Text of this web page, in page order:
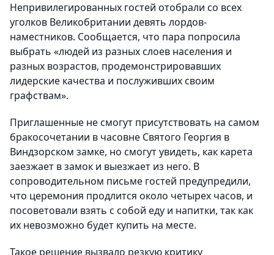
Непривилегированных гостей отобрали со всех
уголков Великобритании девять лордов-
наместников. Сообщается, что пара попросила
выбрать «людей из разных слоев населения и
разных возрастов, продемонстрировавших
лидерские качества и послуживших своим
графствам».
Приглашенные не смогут присутствовать на самом
бракосочетании в часовне Святого Георгия в
Виндзорском замке, но смогут увидеть, как карета
заезжает в замок и выезжает из него. В
сопроводительном письме гостей предупредили,
что церемония продлится около четырех часов, и
посоветовали взять с собой еду и напитки, так как
их невозможно будет купить на месте.
Такое решение вызвало резкую критику